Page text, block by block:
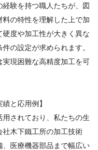
験を持つ職人たちが、図
の特性を理解した上で加
度や加工性が大きく異な
の設定が求められます。
現困難な高精度加工を可
と応用例】
されており、私たちの生
木下鐵工所の加工技術
医療機器部品まで幅広い